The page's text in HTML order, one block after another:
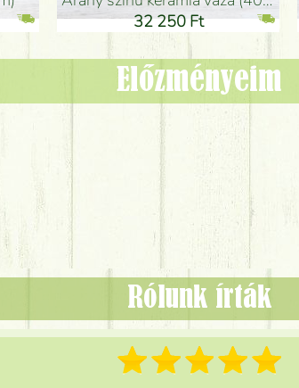
Ft
11 250 Ft
Előzményeim
Rólunk írták